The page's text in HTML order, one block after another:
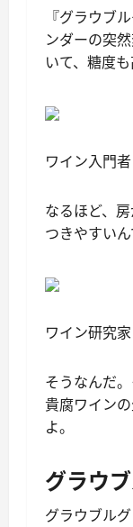
『グラウブ
ンダーの突
いて、糖度
ワイン入門者
なるほど、
つきやすいん
ワイン研究家
そうなんだ
貴腐ワイン
よ。
グラウ
グラウブル